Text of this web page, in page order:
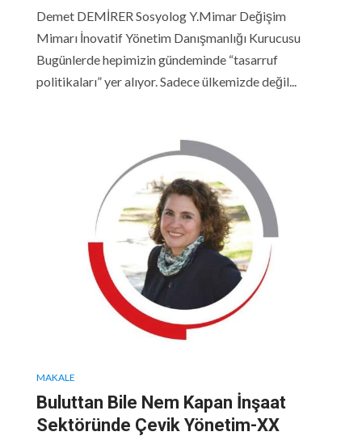
Demet DEMİRER Sosyolog Y.Mimar Değişim
Mimarı İnovatif Yönetim Danışmanlığı Kurucusu
Bugünlerde hepimizin gündeminde “tasarruf
politikaları” yer alıyor. Sadece ülkemizde değil...
MAKALE
Buluttan Bile Nem Kapan İnşaat
Sektöründe Çevik Yönetim-XX